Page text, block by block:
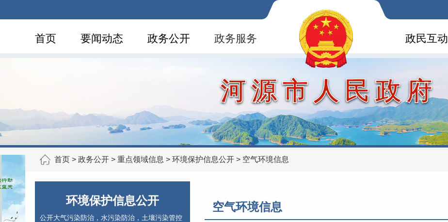
首页 要闻动态 政务公开 政务服务 政民互动
河源市人民政府
首页 > 政务公开 > 重点领域信息 > 环境保护信息公开 > 空气环境信息
环境保护信息公开
公开大气污染防治，水污染防治，土壤污染管控
空气环境信息